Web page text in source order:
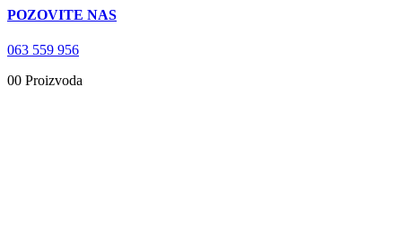
POZOVITE NAS
063 559 956
00 Proizvoda